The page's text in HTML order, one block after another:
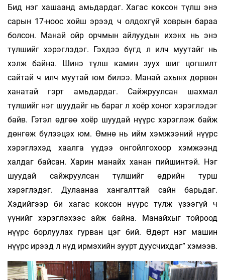
Бид нэг хашаанд амьдардаг. Хагас коксон түлш энэ
сарын 17-ноос хойш эрээд ч олдохгүй ховрын бараа
болсон. Манай ойр орчмын айлуудын ихэнх нь энэ
түлшийг хэрэглэдэг. Гэхдээ бүгд л илч муутайг нь
хэлж байна. Шинэ түлш камин зуух шиг цогшилт
сайтай ч илч муутай юм билээ. Манай ахынх дөрвөн
ханатай гэрт амьдардаг. Сайжруулсан шахмал
түлшийг нэг шуудайг нь бараг л хоёр хоног хэрэглэдэг
байв. Гэтэл өдгөө хоёр шуудай нүүрс хэрэглэж байж
дөнгөж бүлээцэх юм. Өмнө нь ийм хэмжээний нүүрс
хэрэглэхэд хаалга үүдээ онгойлгохоор хэмжээнд
халдаг байсан. Харин манайх ханан пийшинтэй. Нэг
шуудай сайжруулсан түлшийг өдрийн турш
хэрэглэдэг. Дулаанаа хангалттай сайн барьдаг.
Хэдийгээр би хагас коксон нүүрс түлж үзээгүй ч
үүнийг хэрэглэхээс айж байна. Манайхыг тойроод
нүүрс борлуулах гурван цэг бий. Өдөрт нэг машин
нүүрс ирээд л нүд ирмэхийн зуурт дуусчихдаг” хэмээв.